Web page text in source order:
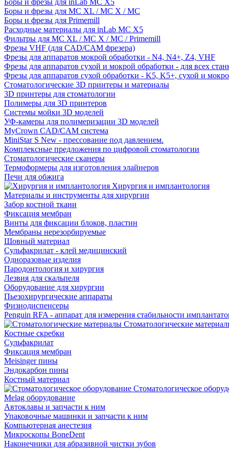
Боры и фрезы для inLab MC X5
Боры и фрезы для MC XL / MC X / MC
Боры и фрезы для Primemill
Расходные материалы для inLab MC X5
Фильтры для MC XL / MC X / MC / Primemill
Фрезы VHF (для CAD/CAM фрезера)
Фрезы для аппаратов мокрой обработки - N4, N4+, Z4, VHF
Фрезы для аппаратов сухой и мокрой обработки - для всех
Фрезы для аппаратов сухой обработки - K5, K5+, сухой и
Стоматологические 3D принтеры и материалы
3D принтеры для стоматологии
Полимеры для 3D принтеров
Системы мойки 3D моделей
УФ-камеры для полимеризации 3D моделей
MyCrown CAD/CAM система
MiniStar S New - прессование под давлением.
Комплексные предложения по цифровой стоматологии
Стоматологические сканеры
Термоформеры для изготовления элайнеров
Печи для обжига
Хирургия и имплантология
Материалы и инструменты для хирургии
Забор костной ткани
Фиксация мембран
Винты для фиксации блоков, пластин
Мембраны нерезорбируемые
Шовный материал
Сульфакрилат - клей медицинский
Одноразовые изделия
Пародонтология и хирургия
Лезвия для скальпеля
Оборудование для хирургии
Пьезохирургические аппараты
Физиодиспенсеры
Penguin RFA - аппарат для измерения стабильности
Стоматологические
Костные скребки
Сульфакрилат
Фиксация мембран
Meisinger пины
Эндокарбон пины
Костный материал
Стоматологическое
Melag оборудование
Автоклавы и запчасти к ним
Упаковочные машинки и запчасти к ним
Компьютерная анестезия
Микроскопы BoneDent
Наконечники для абразивной чистки зубов